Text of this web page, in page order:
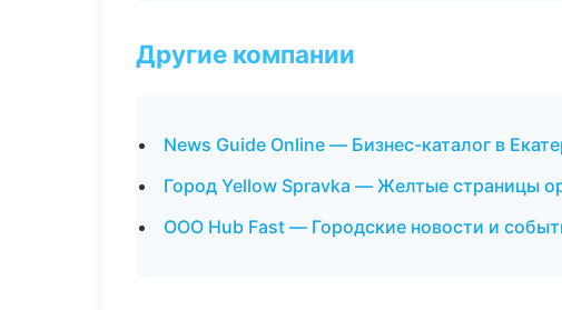
Другие компании
News Guide Online — Бизнес-каталог в
Город Yellow Spravka — Желтые страницы
ООО Hub Fast — Городские новости и